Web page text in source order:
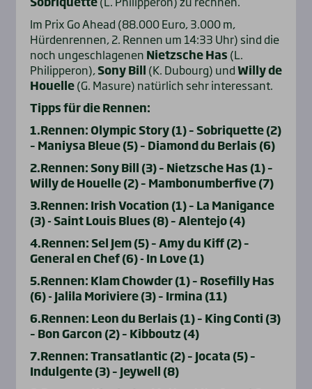
Im Prix Go Ahead (88.000 Euro, 3.000 m,
Hürdenrennen, 2. Rennen um 14:33 Uhr) sind die
noch ungeschlagenen Nietzsche Has (L.
Philipperon),Sony Bill (K. Dubourg) undWilly de
Houelle(G. Masure) natürlich sehr interessant.
Tipps für die Rennen:
1.Rennen: Olympic Story (1) – Sobriquette (2)
– Maniysa Bleue (5) – Diamond du Berlais (6)
2.Rennen: Sony Bill (3) – Nietzsche Has (1) –
Willy de Houelle (2) – Mambonumberfive (7)
3.Rennen: Irish Vocation (1) – La Manigance
(3) - Saint Louis Blues (8) – Alentejo (4)
4.Rennen: Sel Jem (5) – Amy du Kiff (2) –
General en Chef (6) - In Love (1)
5.Rennen: Klam Chowder (1) – Rosefilly Has
(6) - Jalila Moriviere (3) – Irmina (11)
6.Rennen: Leon du Berlais (1) – King Conti (3)
– Bon Garcon (2) – Kibboutz (4)
7.Rennen: Transatlantic (2) – Jocata (5) –
Indulgente (3) – Jeywell (8)